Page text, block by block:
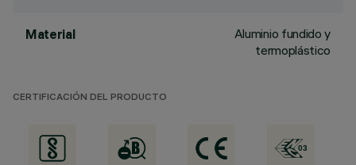
Material
Aluminio fundido y
termoplástico
CERTIFICACIÓN DEL PRODUCTO